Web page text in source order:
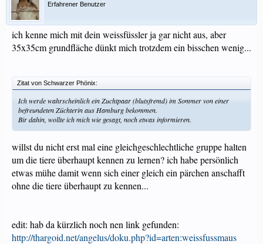
Erfahrener Benutzer
ich kenne mich mit dein weissfüssler ja gar nicht aus, aber
35x35cm grundfläche dünkt mich trotzdem ein bisschen wenig...
Zitat von Schwarzer Phönix:
Ich werde wahrscheinlich ein Zuchtpaar (blutsfremd) im Sommer von einer
befreundeten Züchterin aus Hamburg bekommen.
Bir dahin, wollte ich mich wie gesagt, noch etwas informieren.
willst du nicht erst mal eine gleichgeschlechtliche gruppe halten
um die tiere überhaupt kennen zu lernen? ich habe persönlich
etwas mühe damit wenn sich einer gleich ein pärchen anschafft
ohne die tiere überhaupt zu kennen...
edit: hab da kürzlich noch nen link gefunden:
http://thargoid.net/angelus/doku.php?id=arten:weissfussmaus